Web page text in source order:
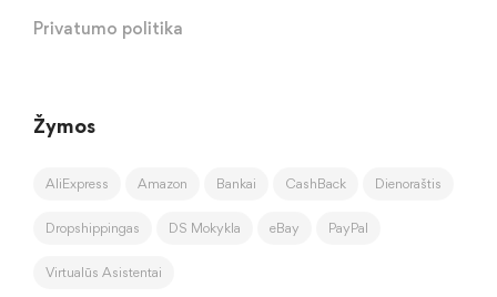
Privatumo politika
Žymos
AliExpress Amazon Bankai CashBack Dienoraštis
Dropshippingas DS Mokykla eBay PayPal
Virtualūs Asistentai